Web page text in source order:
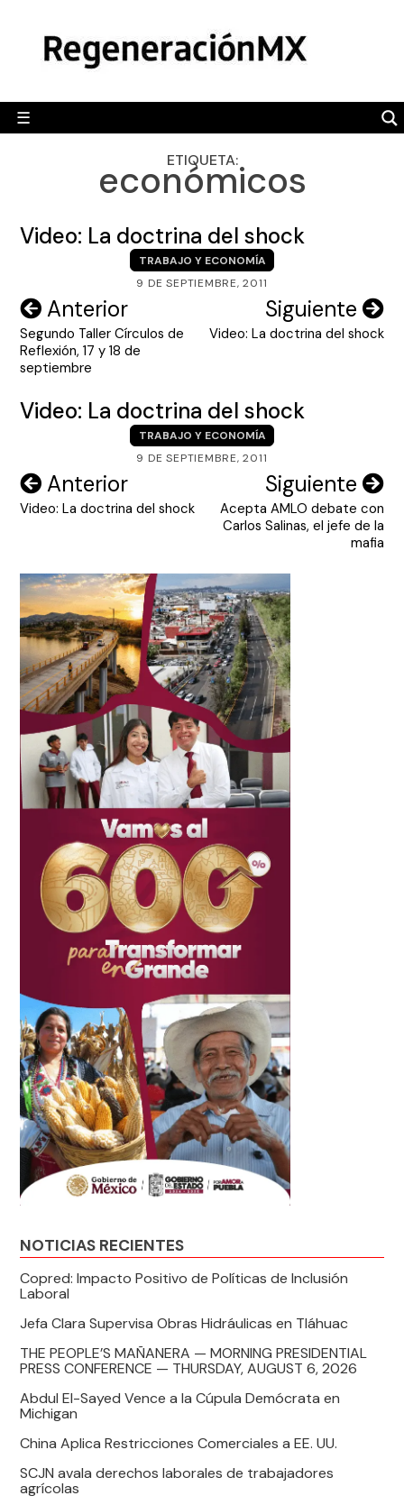
content
☰
POLÍTICA
CAMALEÓN
OPINIÓN
ENGLISH SECTION
VIDEOS
ETIQUETA:
económicos
Video: La doctrina del shock
TRABAJO Y ECONOMÍA
9 DE SEPTIEMBRE, 2011
Navegación
de
entradas
Anterior
Segundo Taller Círculos de
Reflexión, 17 y 18 de
septiembre
Siguiente
Video: La doctrina del shock
Video: La doctrina del shock
TRABAJO Y ECONOMÍA
9 DE SEPTIEMBRE, 2011
Navegación
de
Anterior
Video: La doctrina del shock
Siguiente
Acepta AMLO debate con
Carlos Salinas, el jefe de la
mafia
NOTICIAS RECIENTES
Copred: Impacto Positivo de Políticas de Inclusión
Laboral
Jefa Clara Supervisa Obras Hidráulicas en Tláhuac
THE PEOPLE’S MAÑANERA — MORNING PRESIDENTIAL
PRESS CONFERENCE — THURSDAY, AUGUST 6, 2026
Abdul El-Sayed Vence a la Cúpula Demócrata en
Michigan
China Aplica Restricciones Comerciales a EE. UU.
SCJN avala derechos laborales de trabajadores
agrícolas